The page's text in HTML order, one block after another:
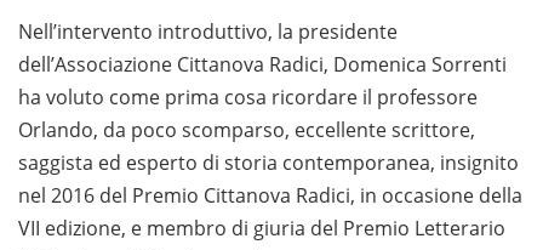
Nell’intervento introduttivo, la presidente
dell’Associazione Cittanova Radici, Domenica Sorrenti
ha voluto come prima cosa ricordare il professore
Orlando, da poco scomparso, eccellente scrittore,
saggista ed esperto di storia contemporanea, insignito
nel 2016 del Premio Cittanova Radici, in occasione della
VII edizione, e membro di giuria del Premio Letterario